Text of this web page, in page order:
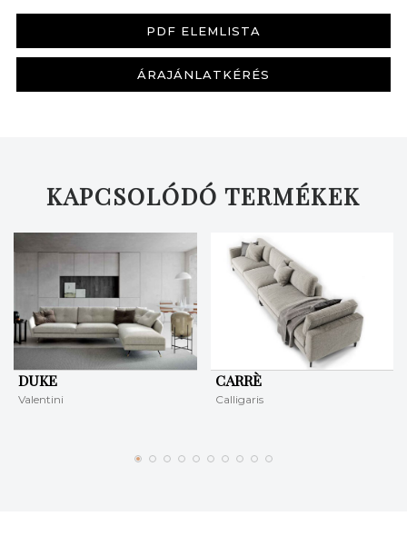
PDF ELEMLISTA
ÁRAJÁNLATKÉRÉS
KAPCSOLÓDÓ TERMÉKEK
DUKE
Valentini
CARRÈ
Calligaris
KERESÉS